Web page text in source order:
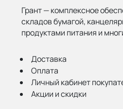
Грант — комплексное
складов бумагой,
продуктами питания и
Доставка
Оплата
Личный кабинет
Акции и скидки